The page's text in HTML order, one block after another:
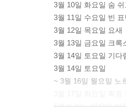
3월 10일 화요일 숨
3월 11일 수요일 빈 표
3월 12일 목요일 요새
3월 13일 금요일 크록
3월 14일 토요일 기다
3월 14일 토요일
~ 3월 16일 월요일 노
5월의 어느 일요일 어